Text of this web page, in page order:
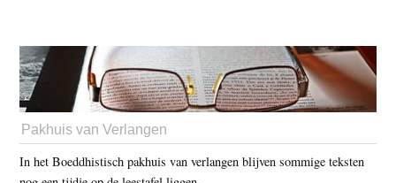
Pakhuis van Verlangen
In het Boeddhistisch pakhuis van verlangen blijven sommige teksten